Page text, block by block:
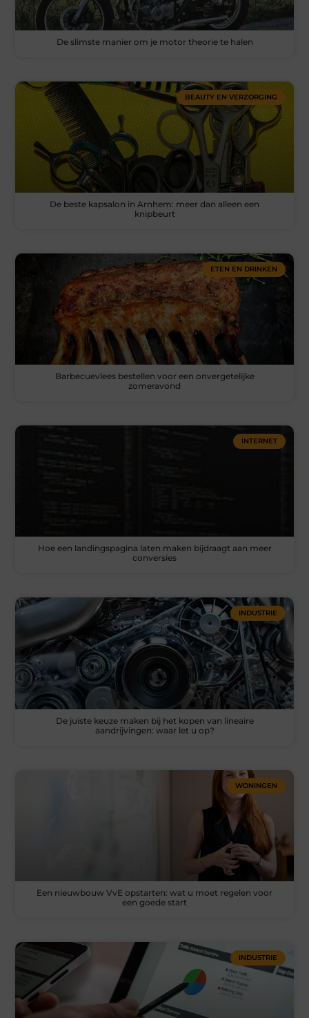
De slimste manier om je motor theorie te halen
BEAUTY EN VERZORGING
De beste kapsalon in Arnhem: meer dan alleen een
knipbeurt
ETEN EN DRINKEN
Barbecuevlees bestellen voor een onvergetelijke
zomeravond
INTERNET
Hoe een landingspagina laten maken bijdraagt aan meer
conversies
INDUSTRIE
De juiste keuze maken bij het kopen van lineaire
aandrijvingen: waar let u op?
WONINGEN
Een nieuwbouw VvE opstarten: wat u moet regelen voor
een goede start
INDUSTRIE